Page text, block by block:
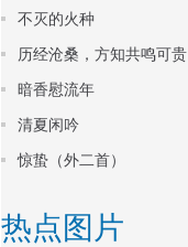
不灭的火种
历经沧桑，方知共鸣可贵
暗香慰流年
清夏闲吟
惊蛰（外二首）
热点图片